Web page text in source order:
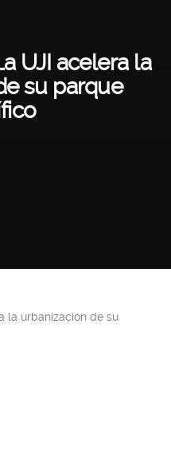
UJI acelera la
su parque
la urbanización de su